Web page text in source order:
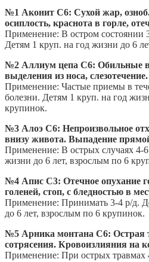
№1 Аконит С6: Сухой жар,
осиплость, краснота в горле,
Применение: В остром состоянии
Детям 1 круп. на год жизни до 6
№2 Аллиум цепа С6: Обильные
выделения из носа, слезотечение.
Применение: Частые приемы в
болезни. Детям 1 круп. на год
крупинок.
№3 Алоэ С6: Непроизвольное
внизу живота. Выпадение
Применение: В острых случаях 4-
жизни до 6 лет, взрослым по 6
№4 Апис С3: Отечное опухание
голеней, стоп, с бледностью в
Применение: Принимать 3-4 р/д.
до 6 лет, взрослым по 6 крупинок.
№5 Арника монтана С6: Острая
сотрясения. Кровоизлияния на
Применение: При острых травмах